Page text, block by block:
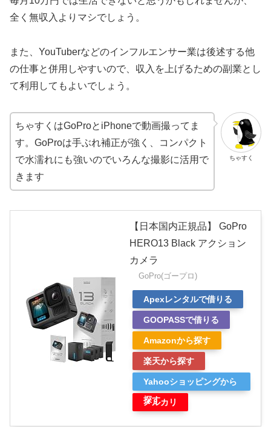
全く無収入よりマシでしょう。
また、YouTuberなどのインフルエンサー業は後述する他
の仕事と併用しやすいので、収入を上げるための副業とし
て利用してもよいでしょう。
ちゃすく
ちゃすくはGoProとiPhoneで動画撮ってま
す。GoProは手ぶれ補正が強く、コンパクト
で水濡れにも強いのでいろんな撮影に活用で
きます
【日本国内正規品】 GoPro
HERO13 Black アクション
カメラ
GoPro(ゴープロ)
Apexレンタルで借りる
GOOPASSで借りる
Amazonから探す
楽天から探す
Yahooショッピングから
探す
メルカリ